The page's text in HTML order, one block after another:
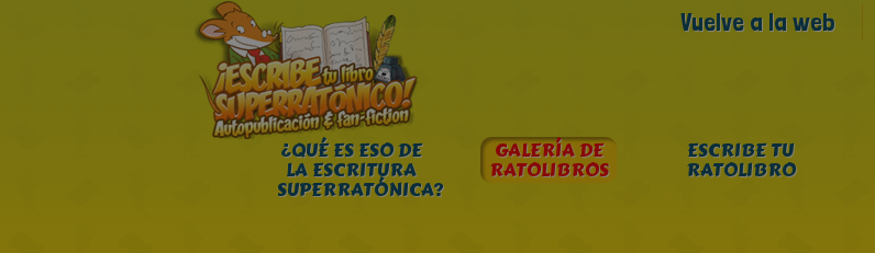
Vuelve a la web
¿QUÉ ES ESO DE
LA ESCRITURA
SUPERRATÓNICA?
GALERÍA DE
RATOLIBROS
ESCRIBE TU
RATOLIBRO